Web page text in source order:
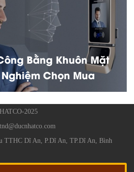
Bằng Khuôn Mặt
Chọn Mua
2025
TTHC Dĩ An, P.Dĩ An, TP.Dĩ An, Bình